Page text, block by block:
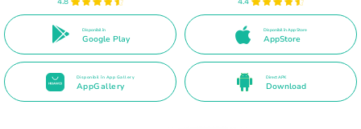
Disponibil în
Google Play
Disponibil în App Store
AppStore
Disponibil în App Gallery
AppGallery
Direct APK
Download